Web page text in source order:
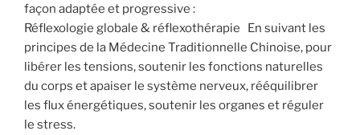
façon adaptée et progressive :
Réflexologie globale & réflexothérapie En suivant les
principes de la Médecine Traditionnelle Chinoise, pour
libérer les tensions, soutenir les fonctions naturelles
du corps et apaiser le système nerveux, rééquilibrer
les flux énergétiques, soutenir les organes et réguler
le stress.